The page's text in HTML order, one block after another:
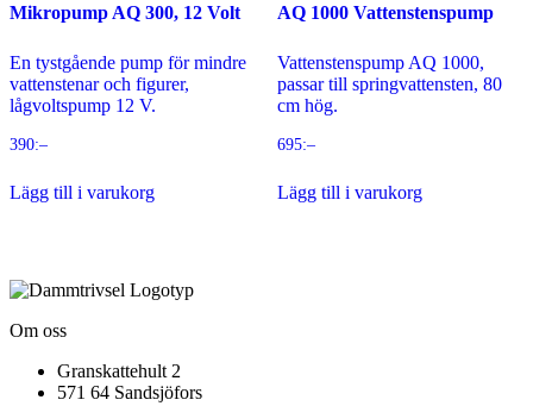
Mikropump AQ 300, 12 Volt
En tystgående pump för mindre
vattenstenar och figurer,
lågvoltspump 12 V.
390:–
Lägg till i varukorg
AQ 1000 Vattenstenspump
Vattenstenspump AQ 1000,
passar till springvattensten, 80
cm hög.
695:–
Lägg till i varukorg
Om oss
Granskattehult 2
571 64 Sandsjöfors